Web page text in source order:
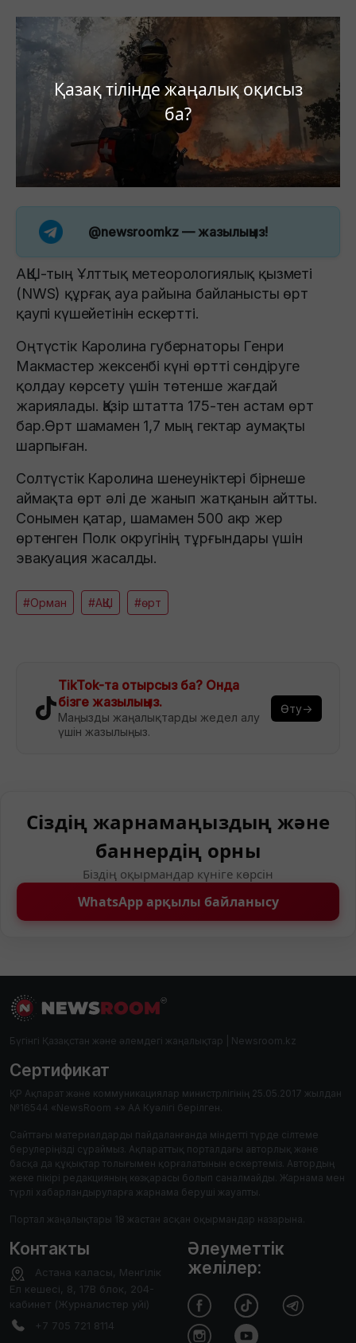
Қазақ тілінде жаңалық оқисыз
ба?
@newsroomkz — жазылыңыз!
АҚШ-тың Ұлттық метеорологиялық қызметі
(NWS) құрғақ ауа райына байланысты өрт
қаупі күшейетінін ескертті.
Оңтүстік Каролина губернаторы Генри
Макмастер жексенбі күні өртті сөндіруге
қолдау көрсету үшін төтенше жағдай
жариялады. Қазір штатта 175-тен астам өрт
бар.Өрт шамамен 1,7 мың гектар аумақты
шарпыған.
Солтүстік Каролина шенеуніктері бірнеше
аймақта өрт әлі де жанып жатқанын айтты.
Сонымен қатар, шамамен 500 акр жер
өртенген Полк округінің тұрғындары үшін
эвакуация жасалды.
#Орман #АҚШ #өрт
TikTok-та отырсыз ба? Онда
бізге жазылыңыз.
Маңызды жаңалықтарды жедел алу
үшін жазылыңыз.
Өту→
Сіздің жарнамаңыздың және
баннердің орны
Біздің оқырмандар күніге көрсін
WhatsApp арқылы байланысу
Бүгінгі Қазақстан және әлемдегі жаңалықтар | Newsroom.kz
Сертификат
ҚР Ақпарат және коммуникациялар министрлігінің 25.05.2017 жылдан
№16544 «NewsRoom +» АА Куәлігі берілген.
Сайттағы материалдарды пайдаланғанда міндетті түрде сілтеме
берулеріңізді сұраймыз. Ақпараттық порталдағы авторлық және
басқа да құқықтар толығымен қорғалатынын ескертеміз. Автордың
жеке пікірі редакцияның көзқарасы болып саналмайды. Жарнама мен
түрлі хабарландыруларға жарнама беруші жауапты.
Портал жаңалықтары 18 жастан асқан оқырмандар назарына.
Контакты
Астана каласы, Менгілік
Ел кешесі, 8, 17В блок, 204-
кабинет (Журналистер уйі)
+7 705 721 8114
Әлеуметтік
желілер: